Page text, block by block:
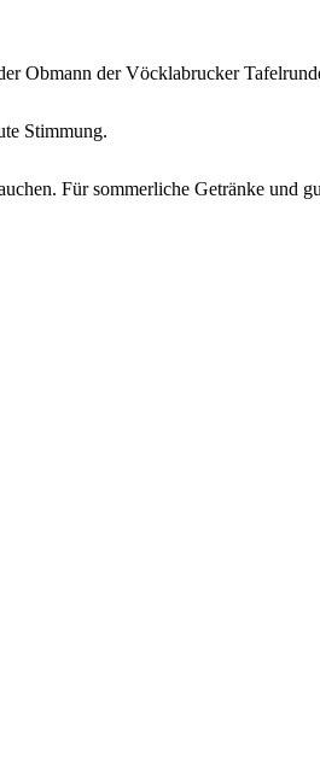
Obmann der Vöcklabrucker
Stimmung.
Für sommerliche Getränke und